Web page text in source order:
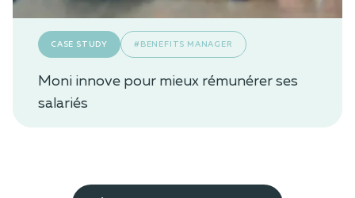
CASE STUDY #BENEFITS MANAGER
Moni innove pour mieux rémunérer ses
salariés